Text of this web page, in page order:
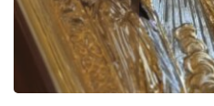
честь
Покрова